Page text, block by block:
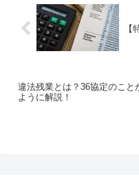
違法残業とは？36協定のこと
ように解説！